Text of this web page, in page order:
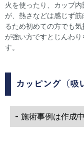
火を使ったり、カップ
が、熱さなどは感じず
るため初めての方でも
が強い方ですとじんわ
す。
カッピング（吸
- 施術事例は作成